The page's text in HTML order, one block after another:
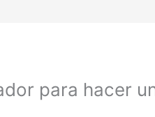
para hacer